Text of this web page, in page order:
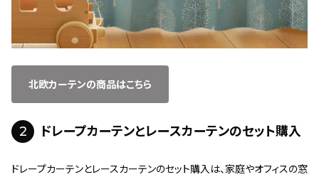
北欧カーテンの商品はこちら
2 ドレープカーテンとレースカーテンのセット購入
ドレープカーテンとレースカーテンのセット購入は、家庭やオフィスの窓